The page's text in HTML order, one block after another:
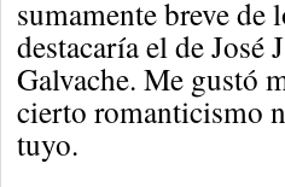
sumamente breve
destacaría el de
Galvache. Me gustó
cierto romanticismo
tuyo.